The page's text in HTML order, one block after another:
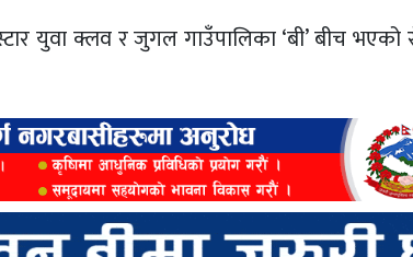
युवा क्लव र जुगल गाउँपालिका ‘बी’ बीच